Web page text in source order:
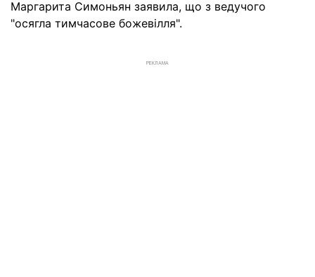
Маргарита Симоньян заявила, що з ведучого
"осягла тимчасове божевілля".
РЕКЛАМА